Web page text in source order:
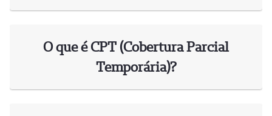
O que é CPT (Cobertura Parcial
Temporária)?